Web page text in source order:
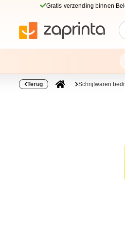
Gratis verzending binnen
Terug Schrijfwaren